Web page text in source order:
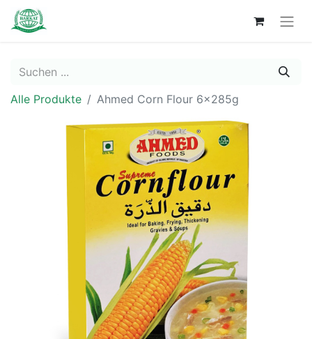
Alle Produkte Ahmed Corn Flour 6x285g